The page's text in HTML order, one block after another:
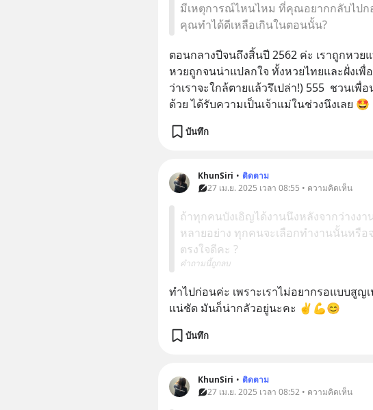
มีเหตุการณ์ไหนไหม ที่คุณอยากกลับไปก
คุณทำได้ดีเหลือเกินในตอนนั้น?
ตอนกลางปีจนถึงสิ้นปี 2562 ค่ะ เราถูกหวย
หวยถูกจนน่าแปลกใจ ทั้งหวยไทยและฝั่งเ
ว่าเราจะใกล้ตายแล้วรึเปล่า!) 555  ชวนเ
ด้วย ได้รับความเป็นเจ้าแม่ในช่วงนึงเลย 🤩
บันทึก
KhunSiri • ติดตาม
27 เม.ย. 2025 เวลา 08:55 • ความคิดเห็น
ถ้าทุกคนบังเอิญได้งานนึงหลังจากว่างง
หลายอย่าง ทุกคนจะเลือกทำงานนั้นหรือ
ตรงใจดีคะ ?
คำถามนี้ถูกลบ
ทำไปก่อนค่ะ เพราะเราไม่อยากรอแบบสู
แน่ชัด มันก็น่ากลัวอยู่นะคะ ✌️💪😊
บันทึก
KhunSiri • ติดตาม
27 เม.ย. 2025 เวลา 08:52 • ความคิดเห็น